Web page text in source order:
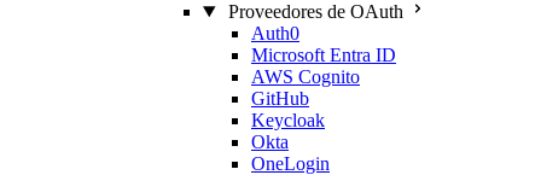
Proveedores de OAuth
Auth0
Microsoft Entra ID
AWS Cognito
GitHub
Keycloak
Okta
OneLogin